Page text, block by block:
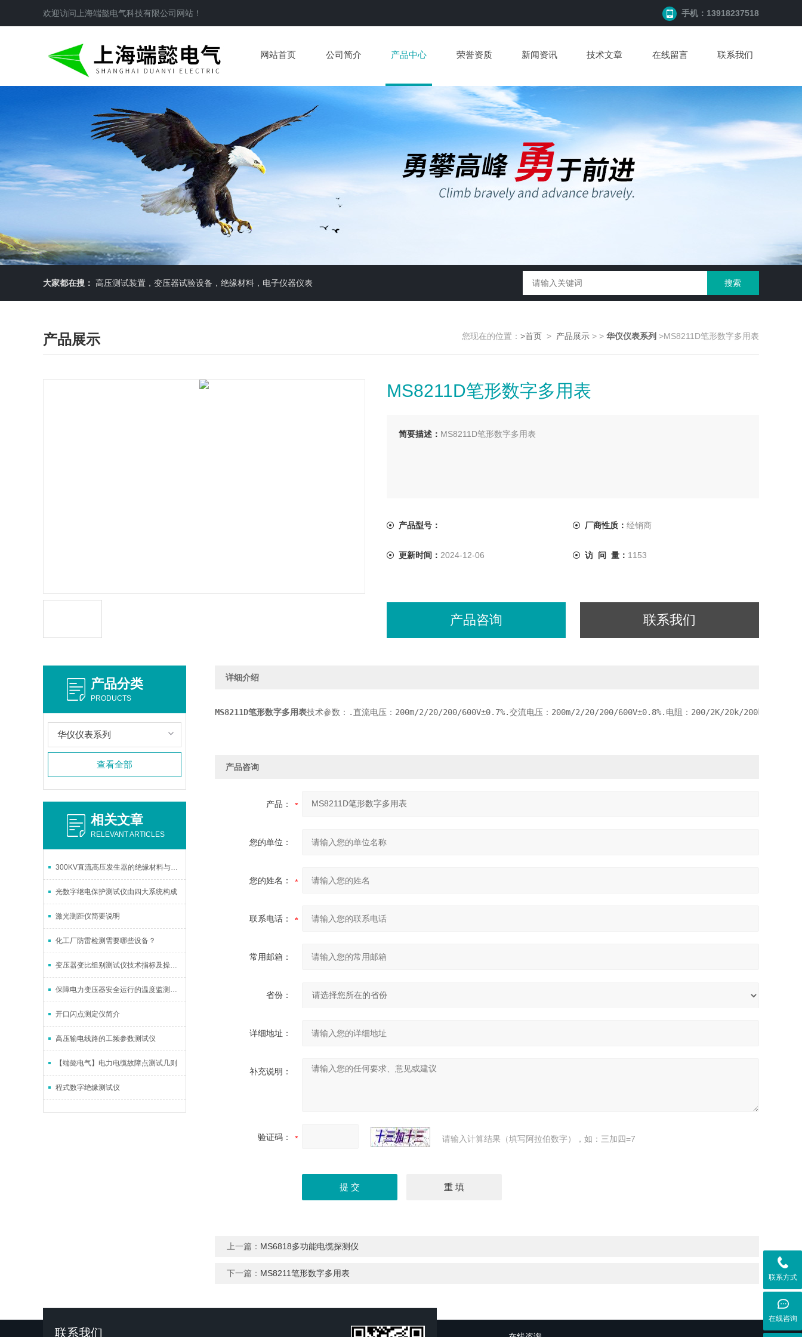
欢迎访问 上海端懿电气科技有限公司 网站！ 手机：13918237518
网站首页 公司简介 产品中心 荣誉资质 新闻资讯 技术文章 在线留言 联系我们
大家都在搜： 高压测试装置，变压器试验设备，绝缘材料，电子仪器仪表
产品展示 您现在的位置： >首页 > 产品展示 > > 华仪仪表系列 >MS8211D笔形数字多用表
MS8211D笔形数字多用表
简要描述： MS8211D笔形数字多用表
产品型号： 厂商性质： 经销商
更新时间： 2024-12-06 访 问 量： 1153
产品咨询 联系我们
产品分类
PRODUCTS
华仪仪表系列
查看全部
相关文章
RELEVANT ARTICLES
300KV直流高压发生器的绝缘材料与散热优化
光数字继电保护测试仪由四大系统构成
激光测距仪简要说明
化工厂防雷检测需要哪些设备？
变压器变比组别测试仪技术指标及操作注意事项
保障电力变压器安全运行的温度监测方法
开口闪点测定仪简介
高压输电线路的工频参数测试仪
【端懿电气】电力电缆故障点测试几则
程式数字绝缘测试仪
详细介绍
MS8211D笔形数字多用表技术参数：.直流电压：200m/2/20/200/600V±0.7%.交流电压：200m/2/20/200/600V±0.8%.电阻：200/2K/20k/200k/2MΩ/20
产品咨询
产品：
您的单位：
您的姓名：
联系电话：
常用邮箱：
省份：
详细地址：
补充说明：
验证码： 请输入计算结果（填写阿拉伯数字），如：三加四=7
上一篇： MS6818多功能电缆探测仪
下一篇： MS8211笔形数字多用表
联系我们
联系方式
在线咨询